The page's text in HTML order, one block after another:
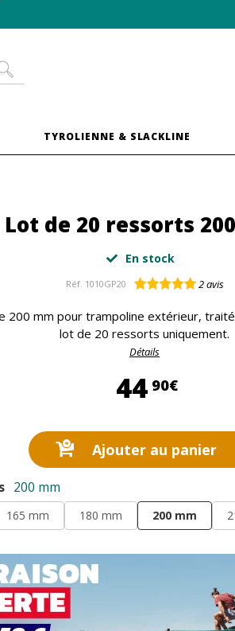
TYROLIENNE & SLACKLINE
Lot de 20 ressorts
En stock
Réf. 1010GP20 2avis
200 mm pour trampoline extérieur,
lot de 20 ressorts uniquement.
Détails
44 90€
Ajouter au panier
200 mm
165 mm 180 mm 200 mm